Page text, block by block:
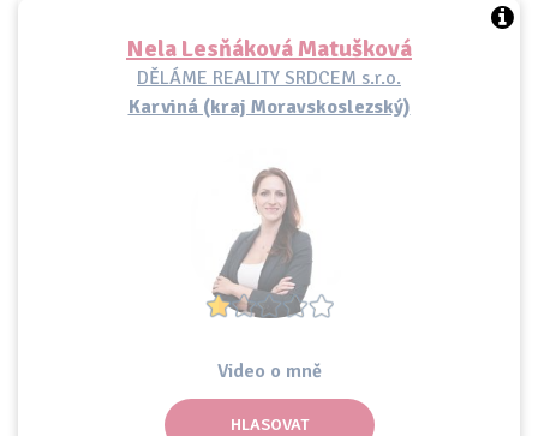
Nela Lesňáková Matušková
DĚLÁME REALITY SRDCEM s.r.o.
Karviná (kraj Moravskoslezský)
Video o mně
HLASOVAT